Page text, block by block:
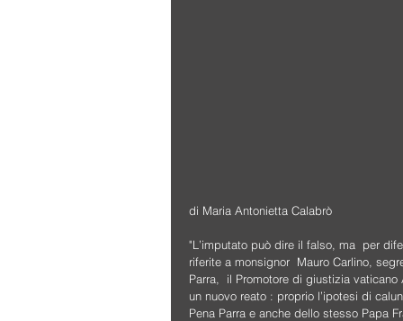
di Maria Antonietta Calabrò
"L’imputato può dire il falso, ma  per
riferite a monsignor  Mauro Carlino,
Parra,  il Promotore di giustizia
un nuovo reato : proprio l’ipotesi di
Pena Parra e anche dello stesso Papa